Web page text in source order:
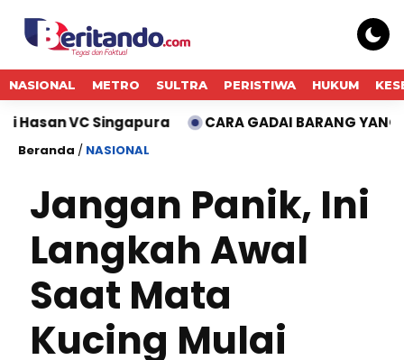
NASIONAL METRO SULTRA PERISTIWA HUKUM
CARA GADAI BARANG YANG AMAN: 7 HAL
Beranda / NASIONAL
Jangan Panik, Ini
Langkah Awal
Saat Mata
Kucing Mulai